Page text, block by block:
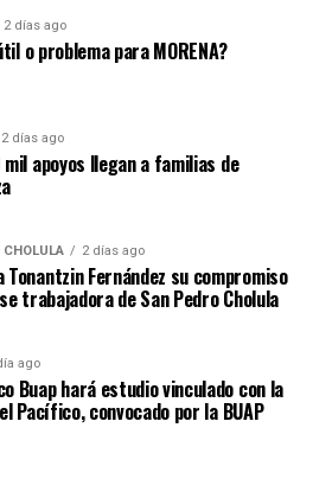
2 días ago
o problema para MORENA?
2 días ago
mil apoyos llegan a familias de
2 días ago
Fernández su compromiso
trabajadora de San Pedro Cholula
ago
Buap hará estudio vinculado con la
Pacífico, convocado por la BUAP